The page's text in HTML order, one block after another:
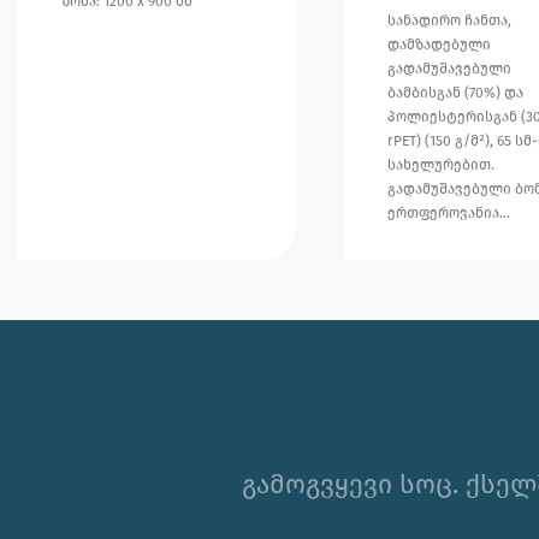
სანადირო ჩანთა,
დამზადებული
გადამუშავებული
ბამბისგან (70%) და
პოლიესტერისგან
rPET) (150 გ/მ²), 65
სახელურებით.
გადამუშავებული
ერთფეროვანია…
გამოგვყევი სოც.